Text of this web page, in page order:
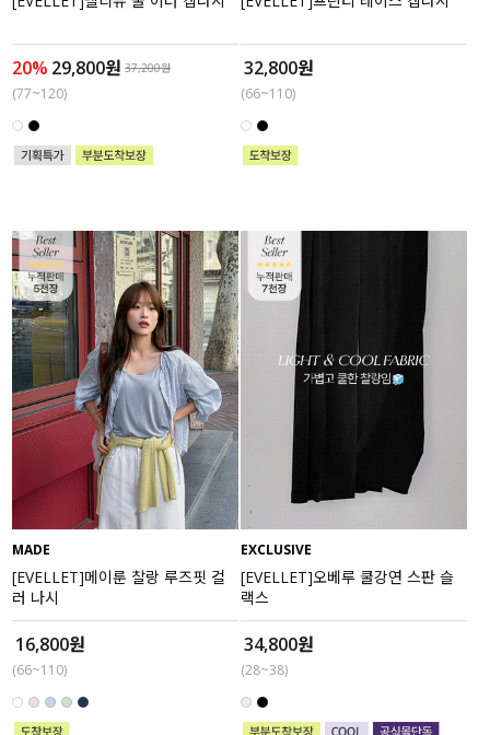
20% 29,800원 37,200원
(77~120)
32,800원
(66~110)
MADE
[EVELLET]메이룬 찰랑 루즈핏 컬
러 나시
16,800원
(66~110)
EXCLUSIVE
[EVELLET]오베루 쿨강연 스판 슬
랙스
34,800원
(28~38)